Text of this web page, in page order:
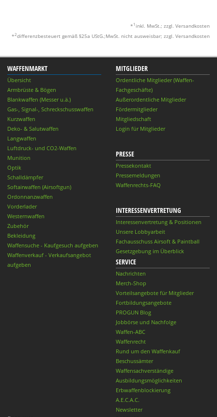
* 1 inkl. MwSt.; zzgl. Versandkosten
*2differenzbesteuert gemäß §25a UStG.;MwSt. nicht ausweisbar; zzgl. Versandkosten
WAFFENMARKT
Übersicht
Armbrüste & Bögen
Blankwaffen (Messer u.ä.)
Gas-, Signal-, Schreckschusswaffen
Kurzwaffen
Deko- & Salutwaffen
Langwaffen
Luftdruck- und CO2-Waffen
Munition
Optik
Schalldämpfer
Softairwaffen (Airsoftgun)
Ordonnanzwaffen
Vorderlader
Westernwaffen
Zubehör
Bekleidung
Waffensuche - Kaufgesuch aufgeben
Waffenverkauf - Verkaufsangebot
aufgeben
MITGLIEDER
Ordentliche Mitglieder (Waffen-
Fachgeschäfte)
Außerordentliche Mitglieder
Fördermitglieder
Mitgliedschaft
Login für Mitglieder
PRESSE
Pressekontakt
Pressemeldungen
Waffenrechts-FAQ
INTERESSENVERTRETUNG
Interessenvertretung & Positionen
Unsere Lobbyarbeit
Fachausschuss Airsoft & Paintball
Gesetzgebung im Überblick
SERVICE
Nachrichten
Merch-Shop
Vorteilsangebote für Mitglieder
Fortbildungsangebote
PROGUN Blog
Jobbörse und Nachfolge
Waffen-ABC
Waffenrecht
Rund um den Waffenkauf
Beschussämter
Waffensachverständige
Ausbildungsmöglichkeiten
Erbwaffenblockierung
A.E.C.A.C.
Newsletter